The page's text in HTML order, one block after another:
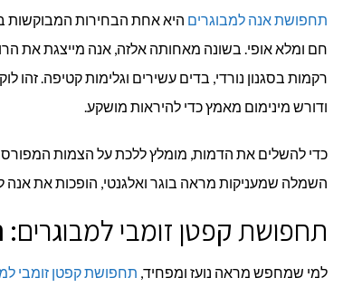
תחפושת אנה למבוגרים היא אחת הבחירות המבוקשות
חם ומלא אופי. בשונה מאחותה אלזה, אנה מייצגת את
רקמות בסגנון נורדי, בדים עשירים וגלימות קטיפה.
ודורש מינימום מאמץ כדי להיראות מושקע.
כדי להשלים את הדמות, מומלץ ללכת על הצמות
השמלה שמעניקות מראה בוגר ואלגנטי, הופכות את אנה
תחפושת קפטן זומבי
למי שמחפש מראה נועז ומפחיד, תחפושת קפטן זומבי